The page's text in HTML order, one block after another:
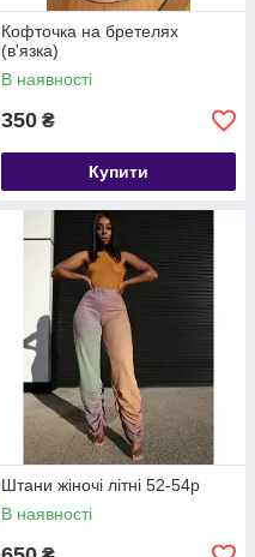
Кофточка на бретелях
(в'язка)
В наявності
350 ₴
Купити
Штани жіночі літні 52-54р
В наявності